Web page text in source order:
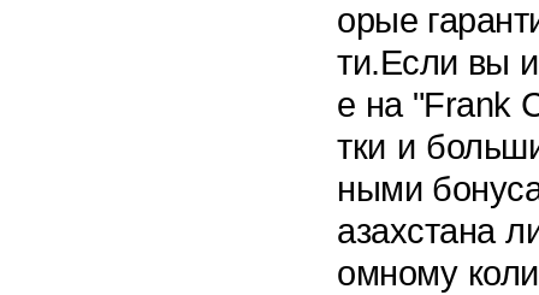
орые
ти.Если вы
е на "Frank
тки и
ными
азахстана
омному